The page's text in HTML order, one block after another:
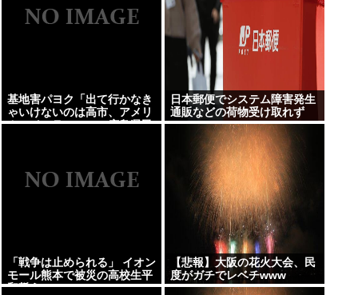
基地害パヨク「出て行かなき
ゃいけないのは高市、アメリ
カ、イスラエル」→広島県民
日本郵便でシステム障害発生
通販などの荷物受け取れず
「戦争は止められる」 イオン
モール熊本で被災の高校生平
和誓う
【悲報】大阪の花火大会、民
度がガチでレベチwww